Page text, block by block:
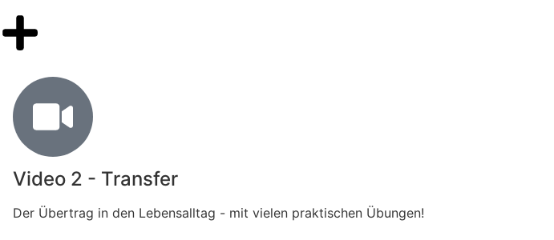
Video 2 - Transfer
Der Übertrag in den Lebensalltag - mit vielen praktischen Übungen!